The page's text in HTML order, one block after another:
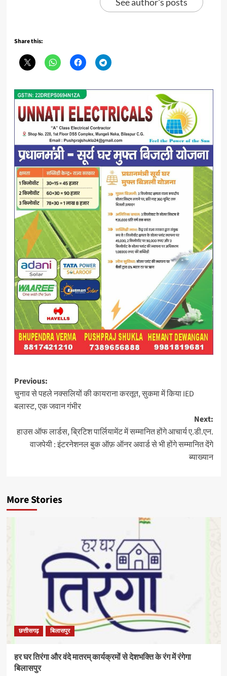
Share this:
Post
navigation
Previous:
चुनाव से पहले नक्सलियों की कायराना करतूत, सुकमा में किया IED
बलास्ट, एक जवान गंभीर
Next:
हाउस ऑफ लार्डस, ब्रिटिश पार्लियामेंट में सम्मानित होंगे आचार्य ए.डी.एन.
वाजपेयी : इंटरनेशनल बुक ऑफ़ ऑनर अवार्ड से भी होंगे सम्मानित देंगे
ब्याख्यान
More Stories
छत्तीसगढ़ बिलासपुर
हर घर तिरंगा और वंदे मातरम् कार्यक्रमों से देशभक्ति के रंग में रंगेगा
बिलासपुर